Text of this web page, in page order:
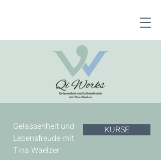
Gelassenheit und
Lebensfreude mit
Tina Waelzer
KURSE